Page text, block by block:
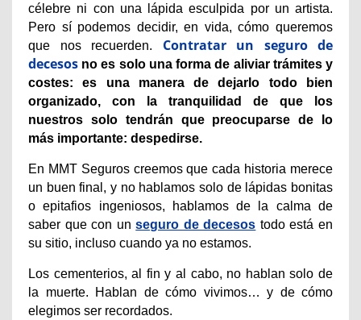
célebre ni con una lápida esculpida por un artista.
Pero sí podemos decidir, en vida, cómo queremos
que nos recuerden. Contratar un seguro de
decesos no es solo una forma de aliviar trámites y
costes: es una manera de dejarlo todo bien
organizado, con la tranquilidad de que los
nuestros solo tendrán que preocuparse de lo
más importante: despedirse.
En MMT Seguros creemos que cada historia merece
un buen final, y no hablamos solo de lápidas bonitas
o epitafios ingeniosos, hablamos de la calma de
saber que con unseguro de decesos todo está en
su sitio, incluso cuando ya no estamos.
Los cementerios, al fin y al cabo, no hablan solo de
la muerte. Hablan de cómo vivimos… y de cómo
elegimos ser recordados.